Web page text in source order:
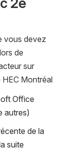
vous devez
de
sur
Montréal
Office
autres)
de la
suite